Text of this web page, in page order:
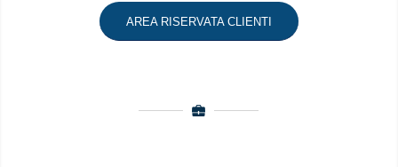
AREA RISERVATA CLIENTI